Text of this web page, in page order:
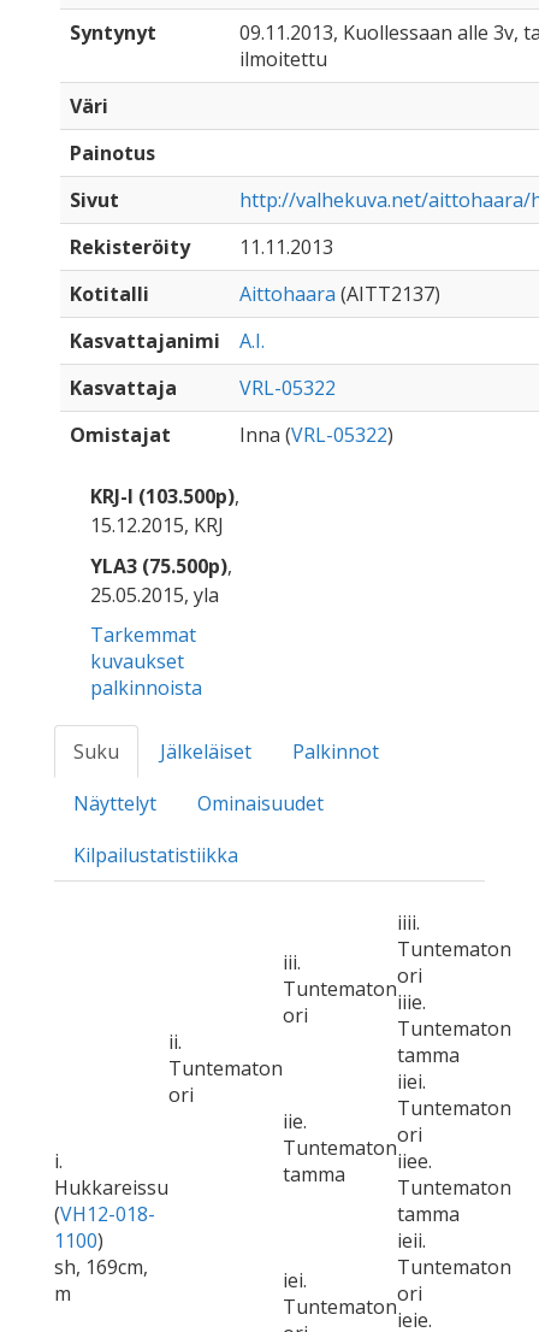
Syntynyt
09.11.2013, Kuollessaan alle 3v,
ilmoitettu
Väri
Painotus
Sivut
http://valhekuva.net/aittohaara/
Rekisteröity
11.11.2013
Kotitalli
Aittohaara (AITT2137)
Kasvattajanimi
A.I.
Kasvattaja
VRL-05322
Omistajat
Inna (VRL-05322)
KRJ-I (103.500p),
15.12.2015, KRJ
YLA3 (75.500p),
25.05.2015, yla
Tarkemmat
kuvaukset
palkinnoista
Suku Jälkeläiset
Palkinnot
Näyttelyt
Ominaisuudet
Kilpailustatistiikka
i.
Hukkareissu
(VH12-018-
1100)
sh, 169cm,
m
ii.
Tuntematon
ori
iii.
Tuntematon
ori
iiii.
Tuntematon
ori
iiie.
Tuntematon
tamma
iie.
Tuntematon
tamma
iiei.
Tuntematon
ori
iiee.
Tuntematon
tamma
iei.
Tuntematon
ieii.
Tuntematon
ori
ieie.